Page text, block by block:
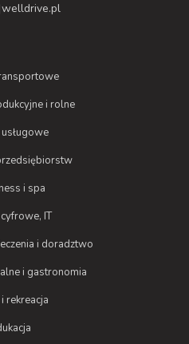
i rolne
i spa
IT
i doradztwo
i gastronomia
rekreacja